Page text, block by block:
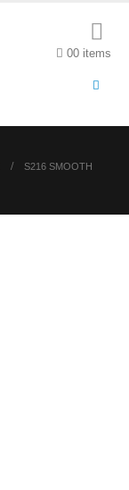
00 items
S216 SMOOTH